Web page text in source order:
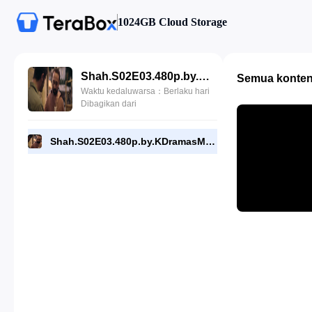
1024GB Cloud Storage
Shah.S02E03.480p.by.KDramasMaza.com.mkv
Waktu kedaluwarsa：Berlaku hari
Dibagikan dari
Shah.S02E03.480p.by.KDramasMaza.com.mkv
Semua